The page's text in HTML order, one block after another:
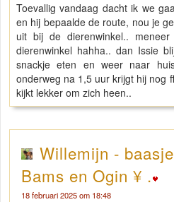
Toevallig vandaag dacht ik we
en hij bepaalde de route, nou je
uit bij de dierenwinkel..
dierenwinkel hahha.. dan Issie
snackje eten en weer naar
onderweg na 1,5 uur krijgt hij nog
kijkt lekker om zich heen..
Willemijn -
Bams en Ogin ¥ .
18 februari 2025 om 18:48